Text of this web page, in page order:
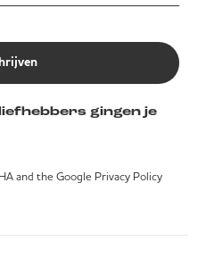
gingen je
and the Google Privacy Policy